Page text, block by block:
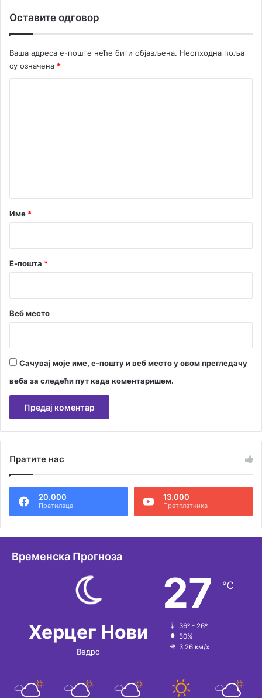
Оставите одговор
Ваша адреса е-поште неће бити објављена. Неопходна поља
су означена *
р
Име *
Е-пошта *
Веб место
Сачувај моје име, е-пошту и веб место у овом прегледачу
веба за следећи пут када коментаришем.
т
н
т
Пратите нас
20.000
Пратилаца
13.000
Претплатника
Временска Прогноза
Херцег Нови
Ведро
27 ℃
36º - 26º
50%
3.26 км/х